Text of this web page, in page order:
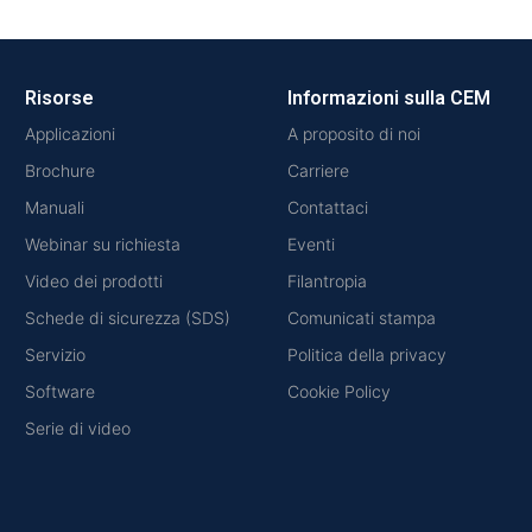
Risorse
Applicazioni
Brochure
Manuali
Webinar su richiesta
Video dei prodotti
Schede di sicurezza (SDS)
Servizio
Software
Serie di video
Informazioni sulla CEM
A proposito di noi
Carriere
Contattaci
Eventi
Filantropia
Comunicati stampa
Politica della privacy
Cookie Policy